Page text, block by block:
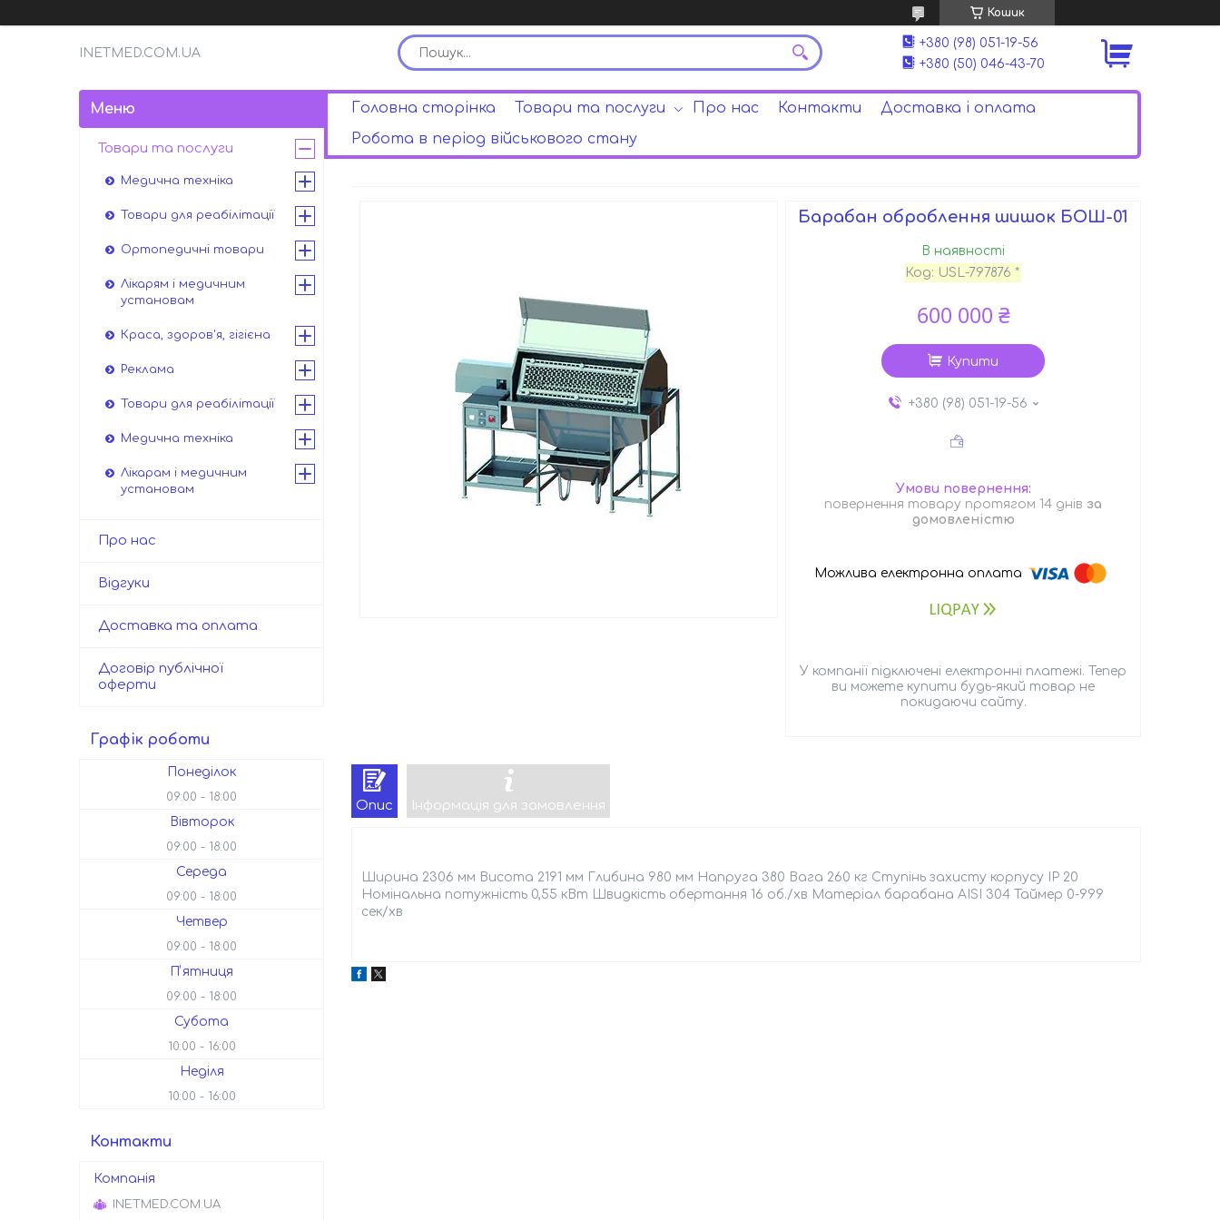
Кошик
INETMED.COM.UA
+380 (98) 051-19-56
+380 (50) 046-43-70
Головна сторінка Товари та послуги Про нас Контакти
Доставка і оплата
Робота в період військового стану
Барабан оброблення шишок БОШ-01
В наявності
Код: USL-797876 *
600 000 ₴
Купити
+380 (98) 051-19-56
повернення товару протягом 14 днів за
домовленістю
У компанії підключені електронні платежі. Тепер
ви можете купити будь-який товар не
покидаючи сайту.
Опис Інформація для замовлення
Ширина 2306 мм Висота 2191 мм Глибина 980 мм Напруга 380 Вага 260 кг Ступінь захисту корпусу IP 20
Номінальна потужність 0,55 кВт Швидкість обертання 16 об./хв Матеріал барабана AISI 304 Таймер 0-999
сек/хв
Товари та послуги
Медична техніка
Товари для реабілітації
Ортопедичні товари
Лікарям і медичним
установам
Краса, здоров'я, гігієна
Реклама
Товари для реабілітації
Медична техніка
Лікарам і медичним
установам
Про нас
Відгуки
Доставка та оплата
Договір публічної
оферти
Графік роботи
Понеділок
09:00 18:00
Вівторок
09:00 18:00
Середа
09:00 18:00
Четвер
09:00 18:00
Пʼятниця
09:00 18:00
Субота
10:00 16:00
Неділя
10:00 16:00
Контакти
INETMED.COM.UA